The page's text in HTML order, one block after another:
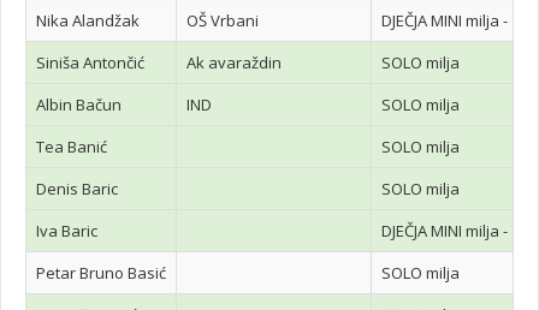
Nika Alandžak
OŠ Vrbani
DJEČJA MINI milja - 1.
Siniša Antončić
Ak avaraždin
SOLO milja
Albin Bačun
IND
SOLO milja
Tea Banić
SOLO milja
Denis Baric
SOLO milja
Iva Baric
DJEČJA MINI milja - 7.
Petar Bruno Basić
SOLO milja